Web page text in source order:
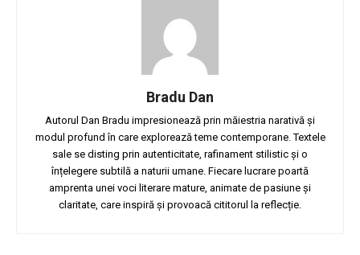
Bradu Dan
Autorul Dan Bradu impresionează prin măiestria narativă și
modul profund în care explorează teme contemporane. Textele
sale se disting prin autenticitate, rafinament stilistic și o
înțelegere subtilă a naturii umane. Fiecare lucrare poartă
amprenta unei voci literare mature, animate de pasiune și
claritate, care inspiră și provoacă cititorul la reflecție.